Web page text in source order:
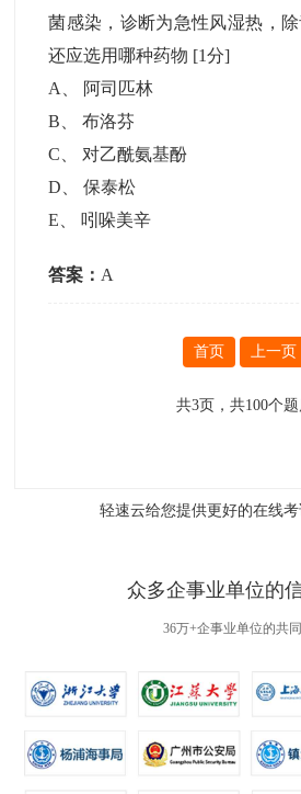
菌感染，诊断为急性风湿热，
还应选用哪种药物 [1分]
A
阿司匹林
B 、布洛芬
C
对乙酰氨基酚
D 、保泰松
E
吲哚美辛
答案： A
首页 上一页
共3页，共100个
轻速云给您提供更好的在线
众多企事业单位的
36万+企事业单位的共